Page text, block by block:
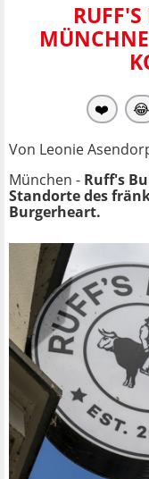
❤️ 😂
Von Leonie
München - Ruff's
Standorte des
Burgerheart.